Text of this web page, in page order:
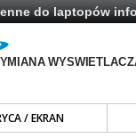
do laptopów
/ EKRAN